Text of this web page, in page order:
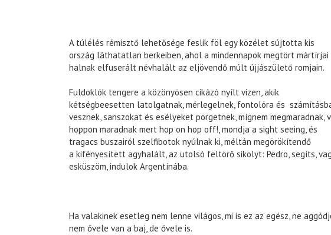
A túlélés rémisztő lehetősége feslik föl egy közélet sújtotta kis
ország láthatatlan berkeiben, ahol a mindennapok megtört mártírjai
halnak elfuserált névhalált az eljövendő múlt újjászülető romjain.
Fuldoklók tengere a közönyösen cikázó nyílt vizen, akik
kétségbeesetten latolgatnak, mérlegelnek, fontolóra és
vesznek, sanszokat és esélyeket pörgetnek, mígnem megmaradnak,
hoppon maradnak mert hop on hop off!, mondja a sight seeing, és
tragacs buszairól szelfibotok nyúlnak ki, méltán megörökítendő
a kifényesített agyhalált, az utolsó feltörő sikolyt: Pedro, segíts,
esküszöm, indulok Argentínába.
Ha valakinek esetleg nem lenne világos, mi is ez az egész, ne
nem ővele van a baj, de ővele is.